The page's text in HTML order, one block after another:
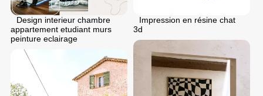
Impression en résine chat
3d
Design interieur chambre
appartement etudiant murs
peinture eclairage